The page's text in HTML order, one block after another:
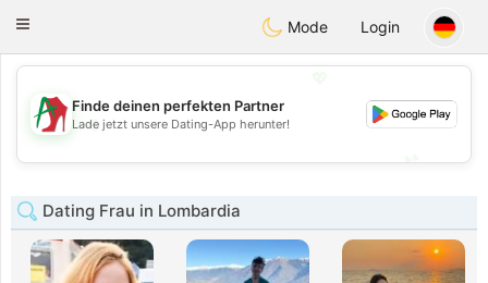
AmamiOra
Toggle
Mode Login
💖
💕
Finde deinen perfekten Partner
Lade jetzt unsere Dating-App herunter!
Dating Frau in Lombardia